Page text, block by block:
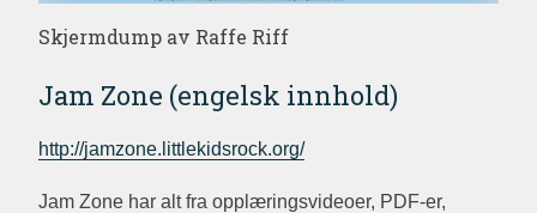
Skjermdump av Raffe Riff
Jam Zone (engelsk innhold)
http://jamzone.littlekidsrock.org/
Jam Zone har alt fra opplæringsvideoer, PDF-er,